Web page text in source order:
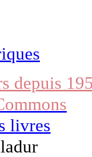
depuis
livres